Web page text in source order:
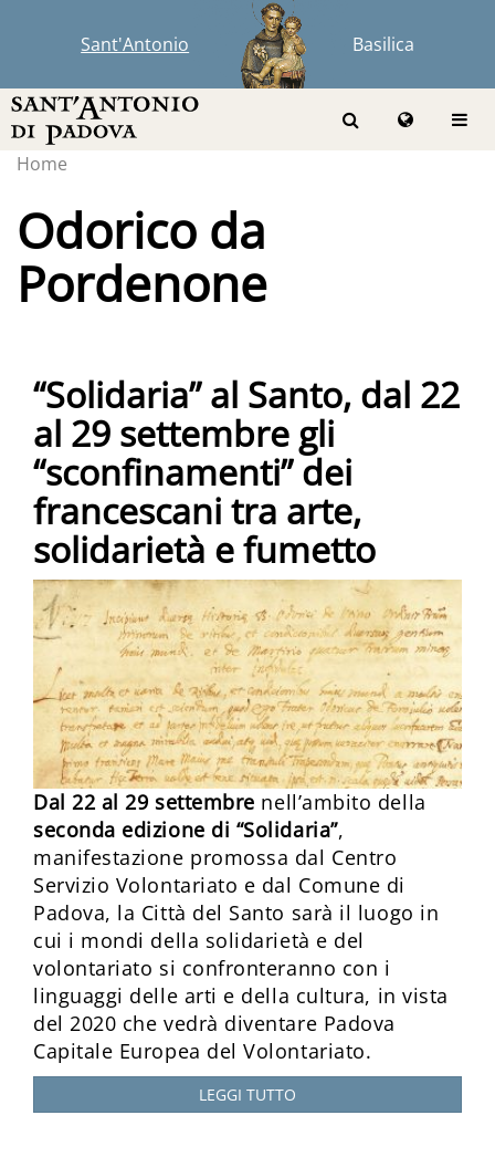
Sant'Antonio Basilica
Home
Odorico da
Pordenone
“Solidaria” al Santo, dal 22
al 29 settembre gli
“sconfinamenti” dei
francescani tra arte,
solidarietà e fumetto
Dal 22 al 29 settembre nell’ambito della
seconda edizione di “Solidaria”,
manifestazione promossa dal Centro
Servizio Volontariato e dal Comune di
Padova, la Città del Santo sarà il luogo in
cui i mondi della solidarietà e del
volontariato si confronteranno con i
linguaggi delle arti e della cultura, in vista
del 2020 che vedrà diventare Padova
Capitale Europea del Volontariato.
LEGGI TUTTO